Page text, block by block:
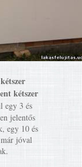
kétszer
egy 3 és
jelentős
egy 10 és
már jóval